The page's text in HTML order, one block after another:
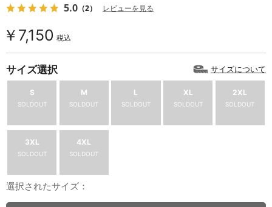
5.0 （2） レビューを見る
￥7,150 税込
サイズ選択 サイズについて
S
SOLDOUT
M
SOLDOUT
L
SOLDOUT
XL
SOLDOUT
2XL
SOLDOUT
3XL
SOLDOUT
4XL
SOLDOUT
選択されたサイズ：